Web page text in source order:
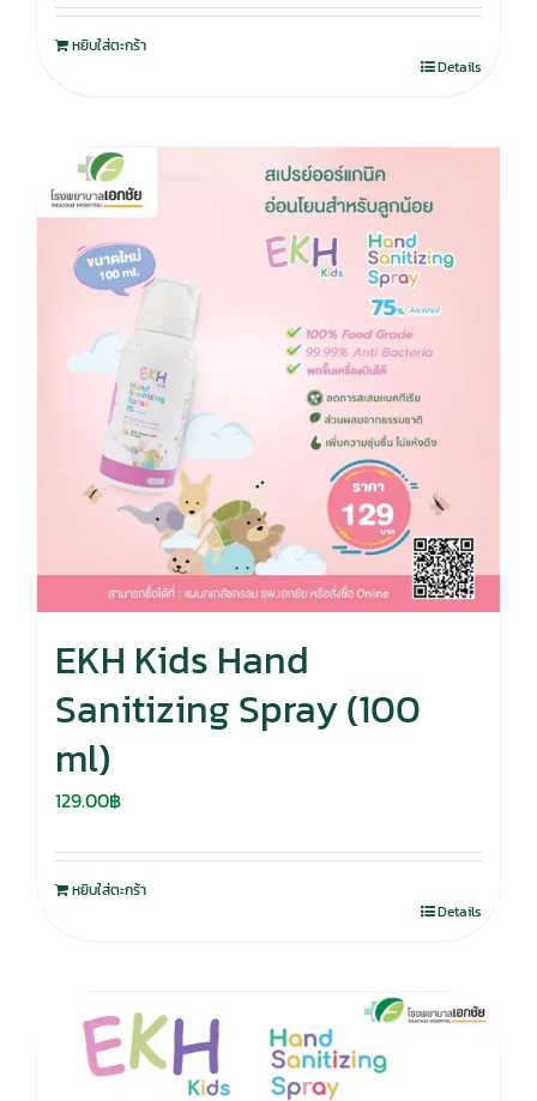
หยิบใส่ตะกร้า
Details
EKH Kids Hand
Sanitizing Spray (100
ml)
129.00฿
หยิบใส่ตะกร้า
Details